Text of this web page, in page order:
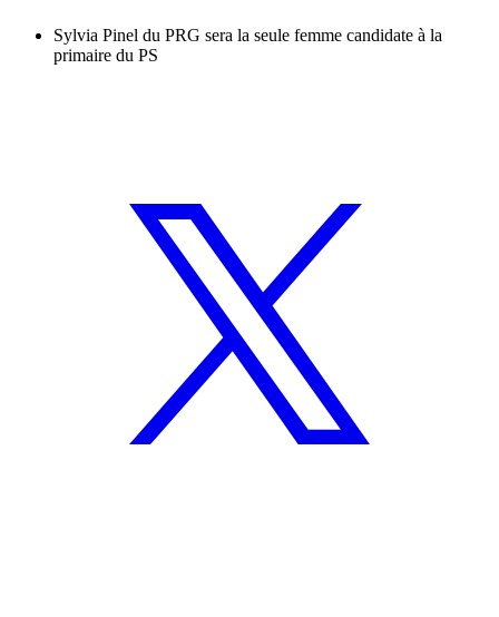
Sylvia Pinel du PRG sera la seule femme candidate à la
primaire du PS